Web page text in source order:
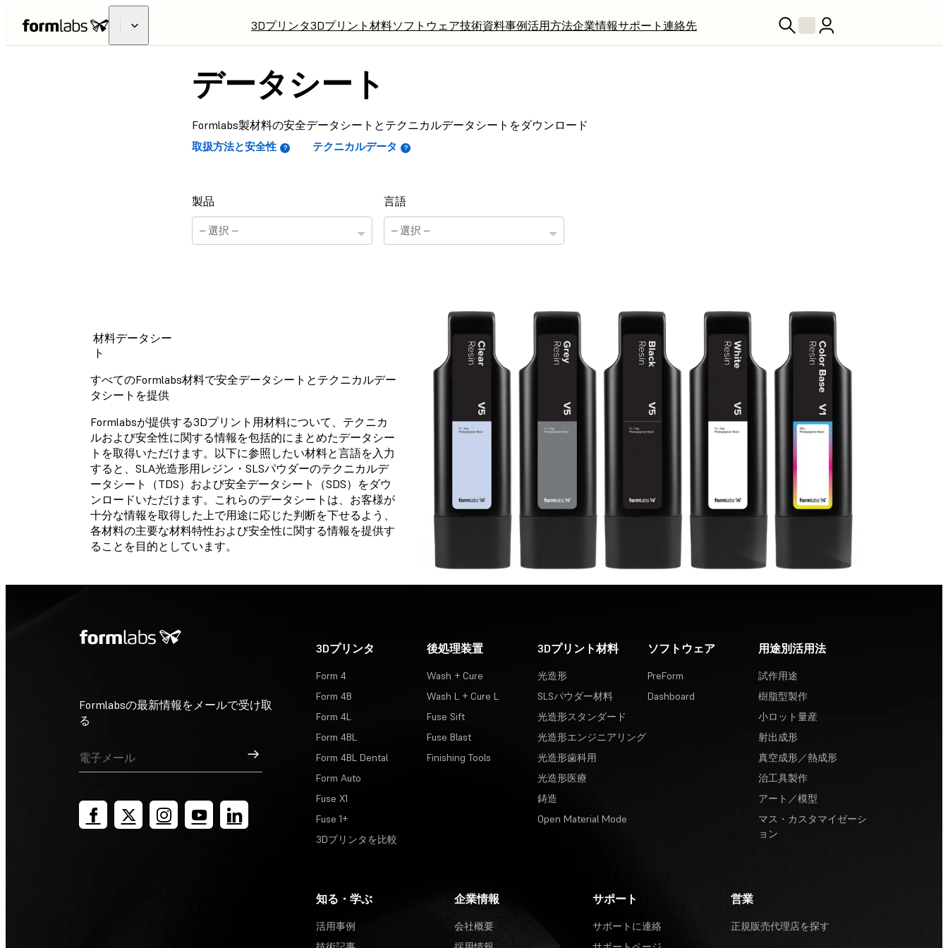
3Dプリンタ3Dプリント材料ソフトウェア技術資料事例活用方法企業情報サポート 連絡先
データシート
Formlabs製材料の安全データシートとテクニカルデータシートをダウンロード
取扱方法と安全性 テクニカルデータ
製品 言語
ご指定材料のテクニカルデー
タシートはまだご用意できて
安全データシート
ご指定材料の安全データシー
トはまだご用意できておりま
せん。
材料データシー
ト
すべてのFormlabs材料で安全データシートとテクニカルデー
タシートを提供
Formlabsが提供する3Dプリント用材料について、テクニカ
ルおよび安全性に関する情報を包括的にまとめたデータシー
トを取得いただけます。以下に参照したい材料と言語を入力
すると、SLA光造形用レジン・SLSパウダーのテクニカルデ
ータシート（TDS）および安全データシート（SDS）をダウ
ンロードいただけます。これらのデータシートは、お客様が
十分な情報を取得した上で用途に応じた判断を下せるよう、
各材料の主要な材料特性および安全性に関する情報を提供す
ることを目的としています。
Formlabsの最新情報をメールで受け取
る
サインアップ
3Dプリンタ
Form 4
Form 4B
Form 4L
Form 4BL
Form 4BL Dental
Form Auto
Fuse X1
Fuse 1+
3Dプリンタを比較
後処理装置
Wash + Cure
Wash L + Cure L
Fuse Sift
Fuse Blast
Finishing Tools
3Dプリント材料
光造形
SLSパウダー材料
光造形スタンダード
光造形エンジニアリング
光造形歯科用
光造形医療
鋳造
Open Material Mode
ソフトウェア
PreForm
Dashboard
用途別活用法
試作用途
樹脂型製作
小ロット量産
射出成形
真空成形／熱成形
治工具製作
アート／模型
マス・カスタマイゼーシ
ョン
知る・学ぶ
活用事例
企業情報
会社概要
サポート
サポートに連絡
営業
正規販売代理店を探す